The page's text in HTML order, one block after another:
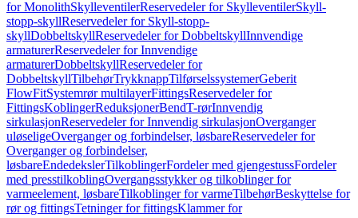
for MonolithSkylleventilerReservedeler for SkylleventilerSkyll-
stopp-skyllReservedeler for Skyll-stopp-
skyllDobbeltskyllReservedeler for DobbeltskyllInnvendige
armaturerReservedeler for Innvendige
armaturerDobbeltskyllReservedeler for
DobbeltskyllTilbehørTrykknappTilførselssystemerGeberit
FlowFitSystemrør multilayerFittingsReservedeler for
FittingsKoblingerReduksjonerBendT-rørInnvendig
sirkulasjonReservedeler for Innvendig sirkulasjonOverganger
uløseligeOverganger og forbindelser, løsbareReservedeler for
Overganger og forbindelser,
løsbareEndedekslerTilkoblingerFordeler med gjengestussFordeler
med presstilkoblingOvergangsstykker og tilkoblinger for
varmeelement, løsbareTilkoblinger for varmeTilbehørBeskyttelse for
rør og fittingsTetninger for fittingsKlammer for